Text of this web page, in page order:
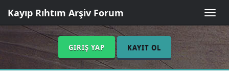
Toggle
Kayıp Rıhtım Arşiv Forum
GIRIŞ YAP KAYIT OL